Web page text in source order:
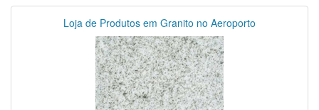
Loja de Produtos em Granito no Aeroporto